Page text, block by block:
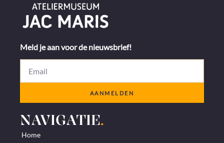
Meld je aan voor de nieuwsbrief!
AANMELDEN
NAVIGATIE.
Home